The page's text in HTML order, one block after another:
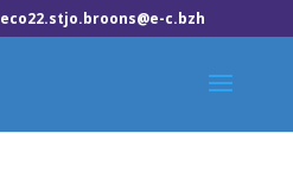
eco22.stjo.broons@e-c.bzh